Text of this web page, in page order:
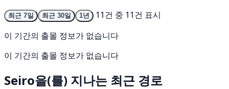
최근 7일 최근 30일 1년
11건 중 11건 표시
이 기간의 출몰 정보가 없습니다
이 기간의 출몰 정보가 없습니다
Seiro을(를) 지나는 최근 경로